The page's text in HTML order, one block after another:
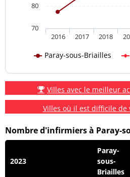
Paray-sous-Briailles
2016 2017 2018
70
80
Villes avec le meilleur
Villes où il est difficile
Nombre d'infirmiers à Paray-
2023
Paray-
sous-
Briailles